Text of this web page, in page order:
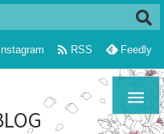

 RSS Feedly